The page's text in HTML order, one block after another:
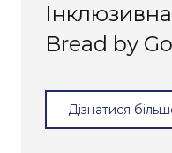
Bread by
Дізнатися